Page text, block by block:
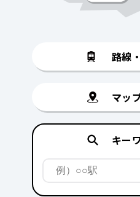
路線
マッ
キー